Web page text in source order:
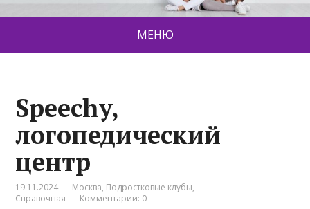
МЕНЮ
Speechy,
логопедический
центр
19.11.2024 Москва, Подростковые клубы,
Справочная
Комментарии: 0